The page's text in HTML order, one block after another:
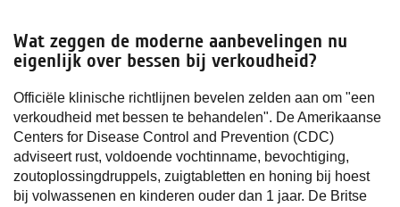
Wat zeggen de moderne aanbevelingen nu
eigenlijk over bessen bij verkoudheid?
Officiële klinische richtlijnen bevelen zelden aan om "een
verkoudheid met bessen te behandelen". De Amerikaanse
Centers for Disease Control and Prevention (CDC)
adviseert rust, voldoende vochtinname, bevochtiging,
zoutoplossingdruppels, zuigtabletten en honing bij hoest
bij volwassenen en kinderen ouder dan 1 jaar. De Britse